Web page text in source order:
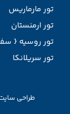
تور مارماریس
تور ارمنستان
تور روسیه {
تور سریلانکا
طراحی